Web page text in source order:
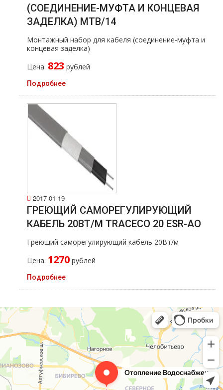
(СОЕДИНЕНИЕ-МУФТА И КОНЦЕВАЯ
ЗАДЕЛКА) МТВ/14
Монтажный набор для кабеля (соединение-муфта и
концевая заделка)
Цена: 823 рублей
Подробнее
2017-01-19
ГРЕЮЩИЙ САМОРЕГУЛИРУЮЩИЙ
КАБЕЛЬ 20ВТ/М TRACECO 20 ESR-AO
Греющий саморегулирующий кабель 20Вт/м
Цена: 1270 рублей
Подробнее